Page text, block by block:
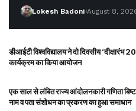
Lokesh Badoni August 8,
डीआईटी विश्वविद्यालय ने दो दिवसीय ‘दीक्षारंभ
कार्यक्रम का किया आयोजन
एक साल से लंबित राज्य आंदोलनकारी गणिता
नाम व पता संशोधन का प्रकरण का हुआ समाधान